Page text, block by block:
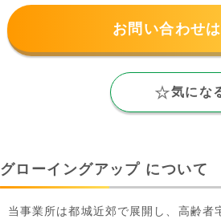
お問い合わせ
気にな
グローイングアップ について
当事業所は都城近郊で展開し、高齢